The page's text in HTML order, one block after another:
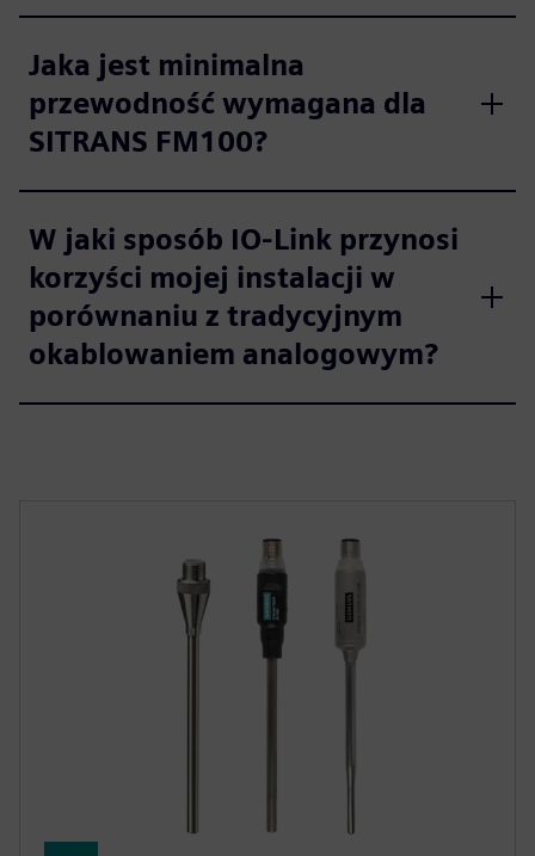
Jaka jest minimalna
przewodność wymagana dla
SITRANS FM100?
W jaki sposób IO-Link przynosi
korzyści mojej instalacji w
porównaniu z tradycyjnym
okablowaniem analogowym?